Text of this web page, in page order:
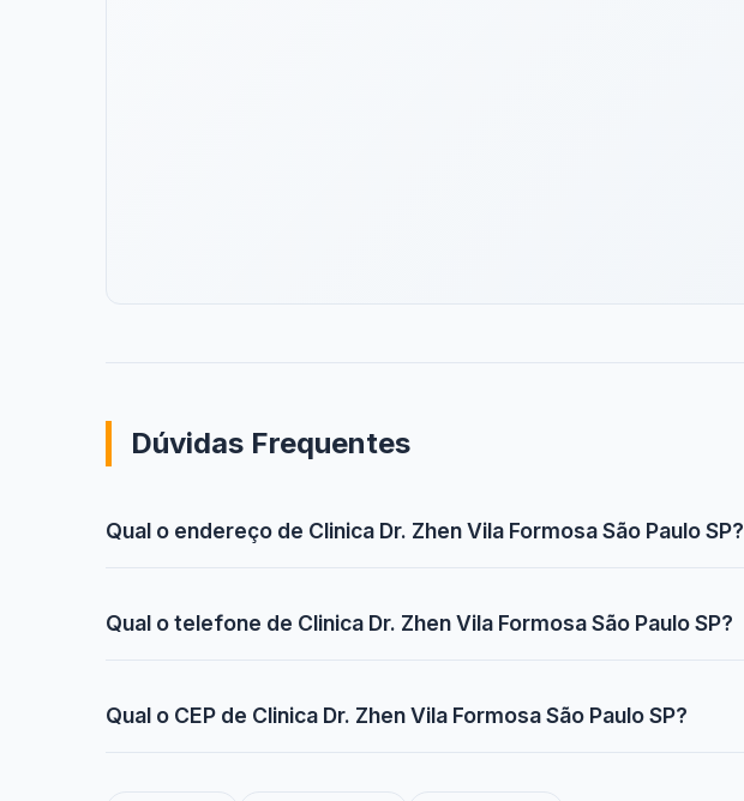
Dúvidas Frequentes
Qual o endereço de Clinica Dr. Zhen Vila Formosa São Paulo SP?
Qual o telefone de Clinica Dr. Zhen Vila Formosa São Paulo SP?
Qual o CEP de Clinica Dr. Zhen Vila Formosa São Paulo SP?